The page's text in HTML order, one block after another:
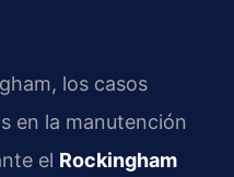
los casos
en la manutención
el Rockingham